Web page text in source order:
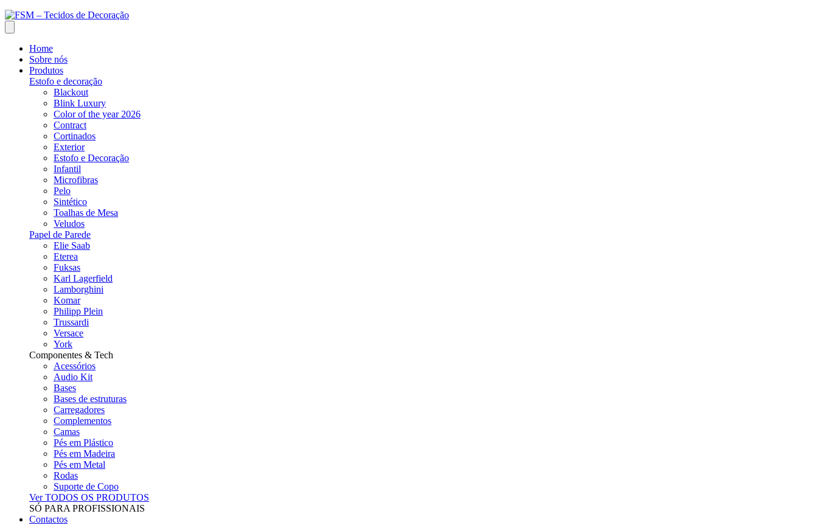
Home
Sobre nós
Produtos
Estofo e decoração
Blackout
Blink Luxury
Color of the year 2026
Contract
Cortinados
Exterior
Estofo e Decoração
Infantil
Microfibras
Pelo
Sintético
Toalhas de Mesa
Veludos
Papel de Parede
Elie Saab
Eterea
Fuksas
Karl Lagerfield
Lamborghini
Komar
Philipp Plein
Trussardi
Versace
York
Componentes & Tech
Acessórios
Audio Kit
Bases
Bases de estruturas
Carregadores
Complementos
Camas
Pés em Plástico
Pés em Madeira
Pés em Metal
Rodas
Suporte de Copo
Ver TODOS OS PRODUTOS
SÓ PARA PROFISSIONAIS
Contactos